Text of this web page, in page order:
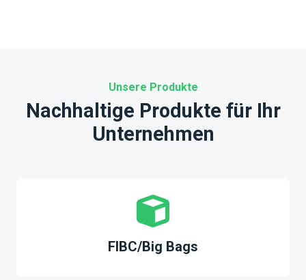
Unsere Produkte
Nachhaltige Produkte für Ihr
Unternehmen
FIBC/Big Bags